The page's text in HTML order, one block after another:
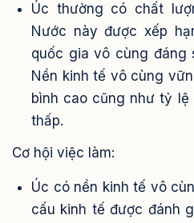
Úc thường có chất
Nước này được xếp
quốc gia vô cùng đáng
Nền kinh tế vô cùng
bình cao cũng như tỷ
thấp.
Cơ hội việc làm:
Úc có nền kinh tế vô
cấu kinh tế được đánh